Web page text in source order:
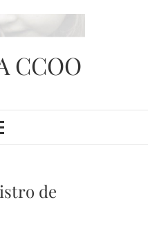
CCOO
de